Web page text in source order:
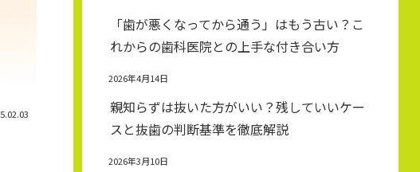
「歯が悪くなってから通う」はもう古い？こ
れからの歯科医院との上手な付き合い方
2026年4月14日
親知らずは抜いた方がいい？残していいケー
スと抜歯の判断基準を徹底解説
2026年3月10日